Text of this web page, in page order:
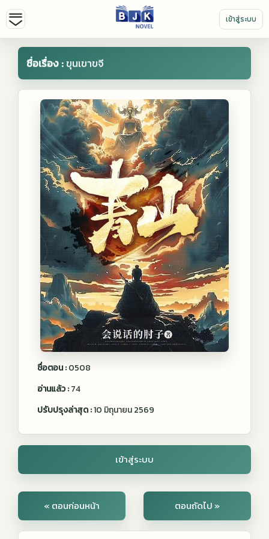
เข้าสู่ระบบ
ชื่อเรื่อง :ขุนเขาขจี
ชื่อตอน :0508
อ่านแล้ว :74
ปรับปรุงล่าสุด :10 มิถุนายน 2569
เข้าสู่ระบบ
« ตอนก่อนหน้า ตอนถัดไป »